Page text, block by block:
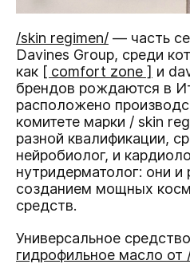
/skin regimen/ — часть
Davines Group, среди
как [ comfort zone ] и
брендов рождаются в
расположено
комитете марки / skin
разной квалификации,
нейробиолог, и
нутридерматолог: они и
созданием мощных
средств.
Универсальное
гидрофильное масло от